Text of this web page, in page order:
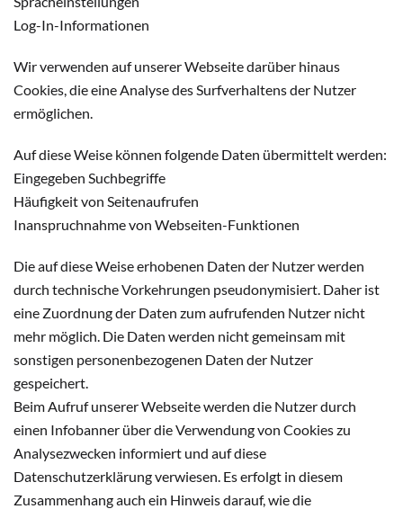
Log-In-Informationen
Wir verwenden auf unserer Webseite darüber hinaus
Cookies, die eine Analyse des Surfverhaltens der Nutzer
ermöglichen.
Auf diese Weise können folgende Daten übermittelt werden:
Eingegeben Suchbegriffe
Häufigkeit von Seitenaufrufen
Inanspruchnahme von Webseiten-Funktionen
Die auf diese Weise erhobenen Daten der Nutzer werden
durch technische Vorkehrungen pseudonymisiert. Daher ist
eine Zuordnung der Daten zum aufrufenden Nutzer nicht
mehr möglich. Die Daten werden nicht gemeinsam mit
sonstigen personenbezogenen Daten der Nutzer
gespeichert.
Beim Aufruf unserer Webseite werden die Nutzer durch
einen Infobanner über die Verwendung von Cookies zu
Analysezwecken informiert und auf diese
Datenschutzerklärung verwiesen. Es erfolgt in diesem
Zusammenhang auch ein Hinweis darauf, wie die